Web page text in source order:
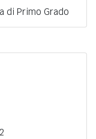
di Primo Grado